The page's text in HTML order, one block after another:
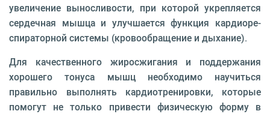
увеличе­ние выносливости, при которой укрепляется
сердечная мышца и улучшается функция кардиоре­
спираторной системы (кровоо­бращение и дыхание).
Для качественного жиросжигания и поддержания
хорошего тонуса мышц необходимо научиться
правильно выполнять кардиотренировки, которые
помогут не только привести физическую форму в